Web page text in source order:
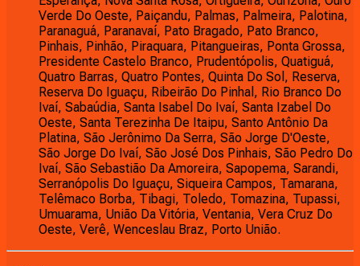
Verde Do Oeste, Paiçandu, Palmas, Palmeira, Palotina,
Paranaguá, Paranavaí, Pato Bragado, Pato Branco,
Pinhais, Pinhão, Piraquara, Pitangueiras, Ponta Grossa,
Presidente Castelo Branco, Prudentópolis, Quatiguá,
Quatro Barras, Quatro Pontes, Quinta Do Sol, Reserva,
Reserva Do Iguaçu, Ribeirão Do Pinhal, Rio Branco Do
Ivaí, Sabaúdia, Santa Isabel Do Ivaí, Santa Izabel Do
Oeste, Santa Terezinha De Itaipu, Santo Antônio Da
Platina, São Jerônimo Da Serra, São Jorge D'Oeste,
São Jorge Do Ivaí, São José Dos Pinhais, São Pedro Do
Ivaí, São Sebastião Da Amoreira, Sapopema, Sarandi,
Serranópolis Do Iguaçu, Siqueira Campos, Tamarana,
Telêmaco Borba, Tibagi, Toledo, Tomazina, Tupassi,
Umuarama, União Da Vitória, Ventania, Vera Cruz Do
Oeste, Verê, Wenceslau Braz, Porto União.